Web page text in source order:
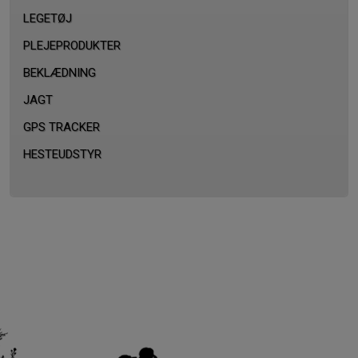
LEGETØJ
PLEJEPRODUKTER
BEKLÆDNING
JAGT
GPS TRACKER
HESTEUDSTYR